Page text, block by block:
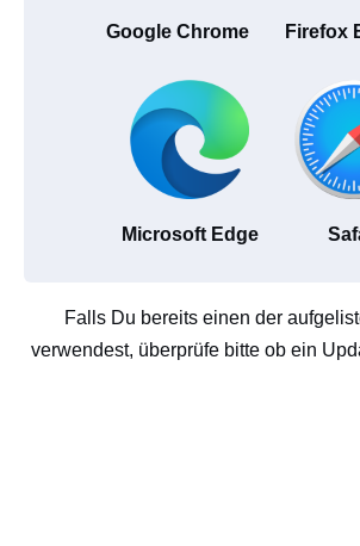
Google Chrome Firefox
Microsoft Edge
Falls Du bereits einen der
verwendest, überprüfe bitte ob ein